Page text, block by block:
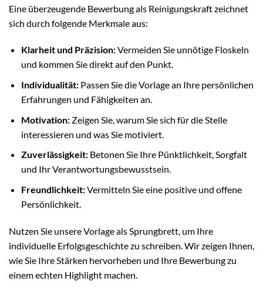
Eine überzeugende Bewerbung als Reinigungskraft zeichnet
sich durch folgende Merkmale aus:
Klarheit und Präzision:Vermeiden Sie unnötige Floskeln
und kommen Sie direkt auf den Punkt.
Individualität:Passen Sie die Vorlage an Ihre persönlichen
Erfahrungen und Fähigkeiten an.
Motivation:Zeigen Sie, warum Sie sich für die Stelle
interessieren und was Sie motiviert.
Zuverlässigkeit:Betonen Sie Ihre Pünktlichkeit, Sorgfalt
und Ihr Verantwortungsbewusstsein.
Freundlichkeit:Vermitteln Sie eine positive und offene
Persönlichkeit.
Nutzen Sie unsere Vorlage als Sprungbrett, um Ihre
individuelle Erfolgsgeschichte zu schreiben. Wir zeigen Ihnen,
wie Sie Ihre Stärken hervorheben und Ihre Bewerbung zu
einem echten Highlight machen.